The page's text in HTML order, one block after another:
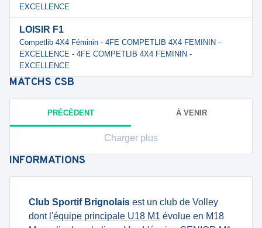
EXCELLENCE
LOISIR F1
Competlib 4X4 Féminin - 4FE COMPETLIB 4X4 FEMININ -
EXCELLENCE - 4FE COMPETLIB 4X4 FEMININ -
EXCELLENCE
MATCHS CSB
PRÉCÉDENT À VENIR
Charger plus
INFORMATIONS
Club Sportif Brignolais est un club de Volley
dont l'équipe principale U18 M1 évolue en M18